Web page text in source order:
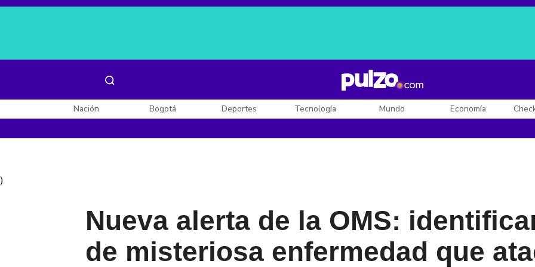
Posesión de De la Espriella
Nación Bogotá Deportes Tecnología Mundo Economía
)
Nueva alerta de la OMS:
de misteriosa enfermedad que